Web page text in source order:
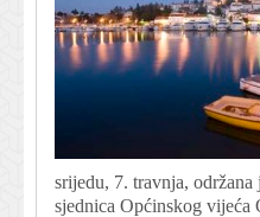
srijedu, 7. travnja, održana
sjednica Općinskog vijeća